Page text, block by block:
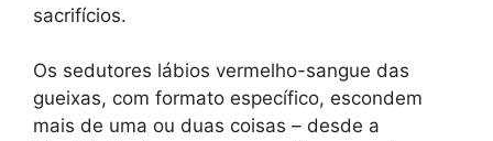
sacrifícios.
Os sedutores lábios vermelho-sangue das
gueixas, com formato específico, escondem
mais de uma ou duas coisas – desde a